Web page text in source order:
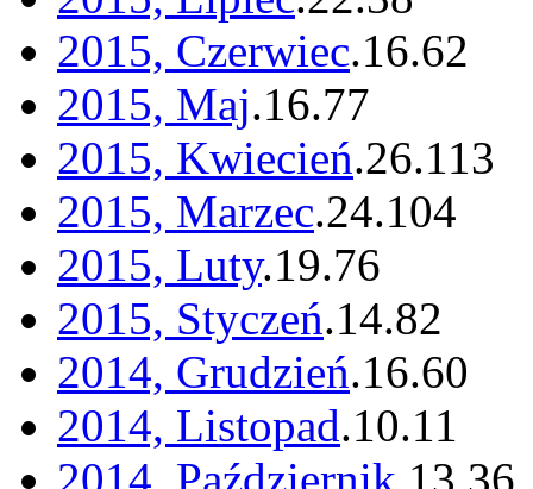
2015, Czerwiec.16.62
2015, Maj.16.77
2015, Kwiecień.26.113
2015, Marzec.24.104
2015, Luty.19.76
2015, Styczeń.14.82
2014, Grudzień.16.60
2014, Listopad.10.11